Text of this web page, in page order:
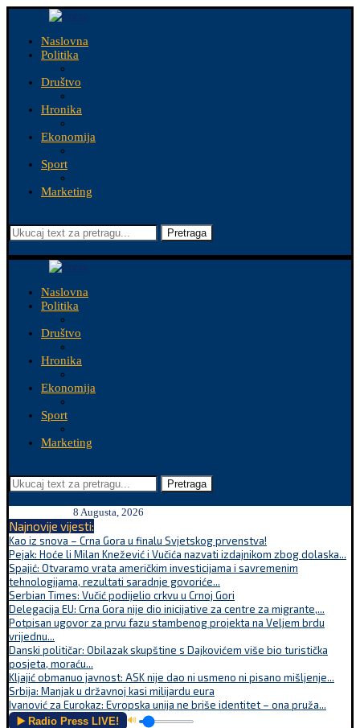
Naslovna
Politika
Društvo
Hronika
Ekonomija
Sport
Marketing
Pretraga
Naslovna
Politika
Društvo
Hronika
Ekonomija
Sport
Marketing
Pretraga
8 Augusta, 2026
Najnovije vijesti:
Kao iz snova – Crna Gora u finalu Svjetskog prvenstva!
Pejak: Hoće li Milan Knežević i Vučića nazvati izdajnikom zbog dolaska...
Spajić: Otvaramo vrata američkim investicijama i savremenim
tehnologijama, rezultati saradnje govoriće...
Serbian Times: Vučić podijelio crkvu u Crnoj Gori
Delegacija EU: Crna Gora nije dio inicijative za centre za migrante,...
Potpisan ugovor za prvu fazu stambenog projekta na Veljem brdu
vrijednu...
Danski političar: Obilazak skupštine s Dajkovićem više bio turistička
posjeta, moraću...
Kljajić obmanuo javnost: ASK nije dao ni usmeno ni pisano mišljenje...
Srbija: Manjak u državnoj kasi milijardu eura
Ivanović za Eurokaz: Evropska unija ne briše identitet – ona pruža...
▶️ Radio Press LIVE! 🔊